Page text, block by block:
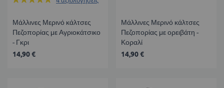
Μάλλινες Μερινό κάλτσες
Πεζοπορίας με Αγριοκάτσικο
- Γκρι
14,90 €
Μάλλινες Μερινό κάλτσες
Πεζοπορίας με ορειβάτη -
Κοραλί
14,90 €